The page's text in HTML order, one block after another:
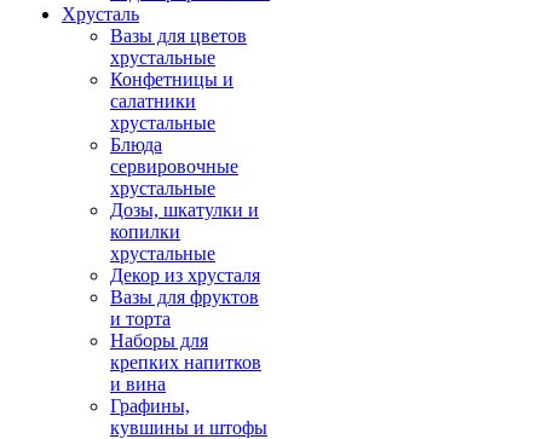
Хрусталь
Вазы для цветов
хрустальные
Конфетницы и
салатники
хрустальные
Блюда
сервировочные
хрустальные
Дозы, шкатулки и
копилки
хрустальные
Декор из хрусталя
Вазы для фруктов
и торта
Наборы для
крепких напитков
и вина
Графины,
кувшины и штофы